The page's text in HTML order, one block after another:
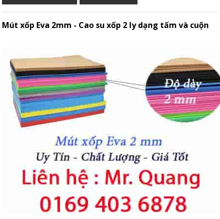
Mút xốp Eva 2mm - Cao su xốp 2 ly dạng tấm và cuộn